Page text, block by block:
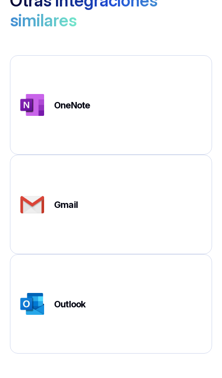
similares
OneNote
Gmail
Outlook